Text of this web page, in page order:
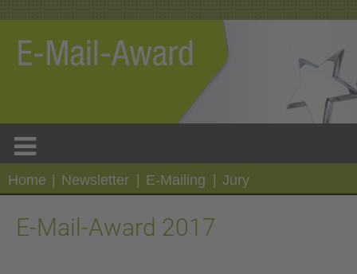
Home Newsletter E-Mailing Jury
E-Mail-Award 2017